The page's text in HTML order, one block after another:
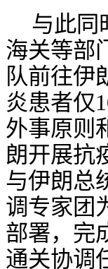
与此同
海关等部
队前往伊
炎患者仅
外事原则
朗开展抗
与伊朗总
调专家团
部署，完
通关协调